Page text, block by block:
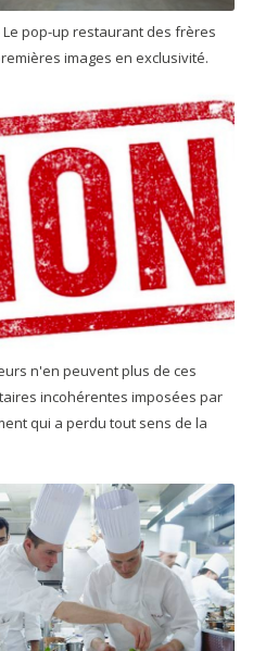
- Le pop-up restaurant des frères
images en exclusivité.
n'en peuvent plus de ces
incohérentes imposées par
qui a perdu tout sens de la